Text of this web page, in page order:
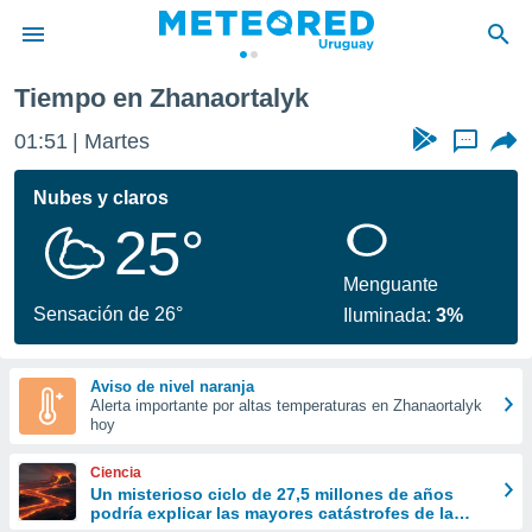
de
ha
calidad.
a este
las
y
forma
digital
basada
Tiempo en Zhanaortalyk
01:51 Martes ...
Nubes y claros
25°
Sensación de 26°
Menguante
Iluminada:3%
Aviso de nivel naranja
Alerta importante por altas temperaturas en Zhanaortalyk
hoy
Ciencia
Un misterioso ciclo de 27,5 millones de años
podría explicar las mayores catástrofes de la